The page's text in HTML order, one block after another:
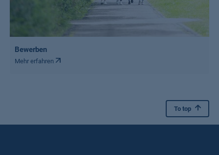
Bewerben
Mehr erfahren
To top